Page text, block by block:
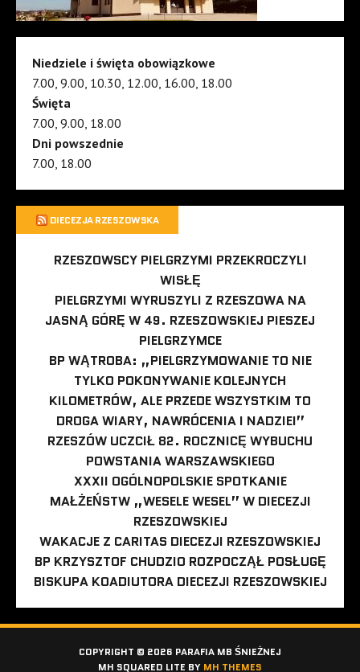
Niedziele i święta obowiązkowe
7.00, 9.00, 10.30, 12.00, 16.00, 18.00
Święta
7.00, 9.00, 18.00
Dni powszednie
7.00, 18.00
DIECEZJA RZESZOWSKA
RZESZOWSCY PIELGRZYMI PRZEKROCZYLI
WISŁĘ
PIELGRZYMI WYRUSZYLI Z RZESZOWA NA
JASNĄ GÓRĘ W 49. RZESZOWSKIEJ PIESZEJ
PIELGRZYMCE
BP WĄTROBA: „PIELGRZYMOWANIE TO NIE
TYLKO POKONYWANIE KOLEJNYCH
KILOMETRÓW, ALE PRZEDE WSZYSTKIM TO
DROGA WIARY, NAWRÓCENIA I NADZIEI”
RZESZÓW UCZCIŁ 82. ROCZNICĘ WYBUCHU
POWSTANIA WARSZAWSKIEGO
XXXII OGÓLNOPOLSKIE SPOTKANIE
MAŁŻEŃSTW „WESELE WESEL” W DIECEZJI
RZESZOWSKIEJ
WAKACJE Z CARITAS DIECEZJI RZESZOWSKIEJ
BP KRZYSZTOF CHUDZIO ROZPOCZĄŁ POSŁUGĘ
BISKUPA KOADIUTORA DIECEZJI RZESZOWSKIEJ
COPYRIGHT © 2026 PARAFIA MB ŚNIEŻNEJ
MH SQUARED LITE BY MH THEMES